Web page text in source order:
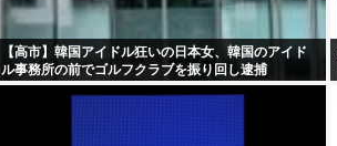
【高市】韓国アイドル狂いの日本女、韓国のアイド
ル事務所の前でゴルフクラブを振り回し逮捕